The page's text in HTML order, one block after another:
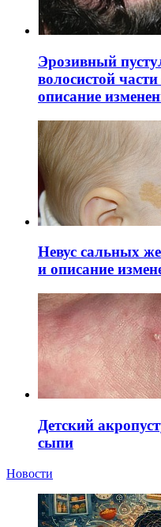
Эрозивный
волосистой
описание
Невус сальных
и описание
Детский
сыпи
Новости